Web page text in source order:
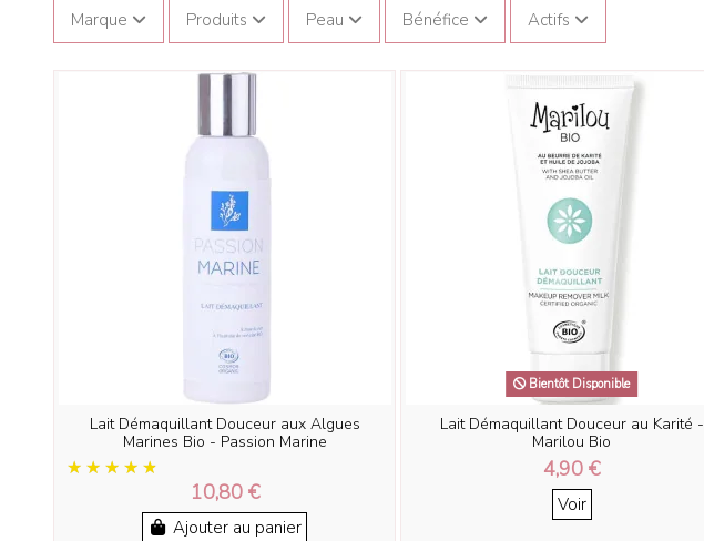
Marque Produits Peau Bénéfice Actifs
Lait Démaquillant Douceur aux Algues
Marines Bio - Passion Marine
10,80 €
Ajouter au panier
Bientôt Disponible
Lait Démaquillant Douceur au Karité -
Marilou Bio
4,90 €
Voir